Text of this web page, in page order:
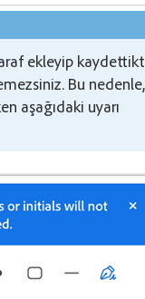
ekleyip
Bu
aşağıdaki uyarı